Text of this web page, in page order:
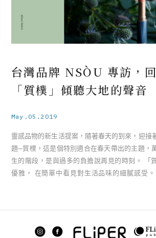
台灣品牌 NSÒU 專訪，
「質樸」傾聽大地的聲音
May.05.2019
靈感品物的新生活提案，隨著春天的到來，迎接
題─質樸，這是個特別適合在春天帶出的主題，
生的階段，是與過多的負擔說再見的時刻。 「
優雅， 在簡單中看見對生活品味的細膩感受